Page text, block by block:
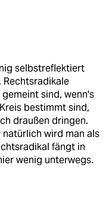
selbstreflektiert
Rechtsradikale
sind, wenn's
bestimmt sind,
draußen dringen.
wird man als
fängt in
wenig unterwegs.